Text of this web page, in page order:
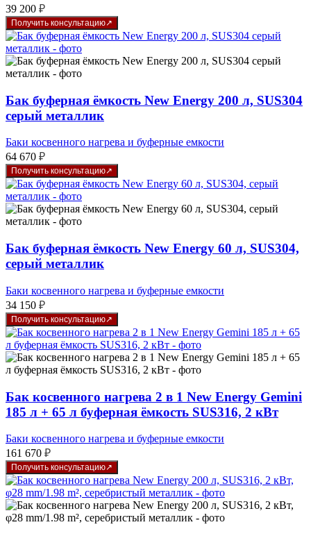
39 200 ₽
Получить консультацию
Бак буферная ёмкость New Energy 200 л, SUS304
серый металлик
Баки косвенного нагрева и буферные емкости
64 670 ₽
Получить консультацию
Бак буферная ёмкость New Energy 60 л, SUS304,
серый металлик
Баки косвенного нагрева и буферные емкости
34 150 ₽
Получить консультацию
Бак косвенного нагрева 2 в 1 New Energy Gemini
185 л + 65 л буферная ёмкость SUS316, 2 кВт
Баки косвенного нагрева и буферные емкости
161 670 ₽
Получить консультацию